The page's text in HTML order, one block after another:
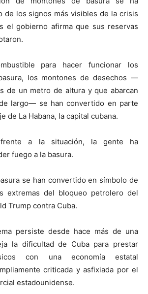
de los signos más visibles de la crisis
el gobierno afirma que sus reservas
para hacer funcionar los
los montones de desechos —
de un metro de altura y que abarcan
largo— se han convertido en parte
de La Habana, la capital cubana.
a la situación, la gente ha
fuego a la basura.
se han convertido en símbolo de
extremas del bloqueo petrolero del
Trump contra Cuba.
persiste desde hace más de una
la dificultad de Cuba para prestar
con una economía estatal
criticada y asfixiada por el
estadounidense.